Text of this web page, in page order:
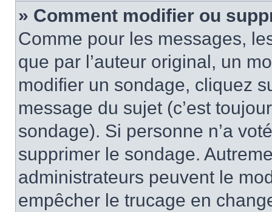
» Comment modifier ou
Comme pour les messages,
que par l’auteur original, un
modifier un sondage, cliquez
message du sujet (c’est
sondage). Si personne n’a
supprimer le sondage.
administrateurs peuvent le
empêcher le trucage en